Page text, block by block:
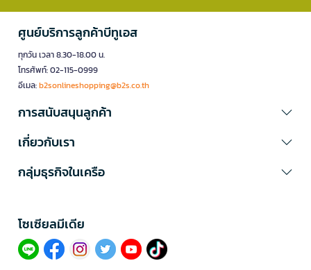
ศูนย์บริการลูกค้าบีทูเอส
ทุกวัน เวลา 8.30-18.00 น.
โทรศัพท์: 02-115-0999
อีเมล:b2sonlineshopping@b2s.co.th
การสนับสนุนลูกค้า
เกี่ยวกับเรา
กลุ่มธุรกิจในเครือ
โซเซียลมีเดีย​